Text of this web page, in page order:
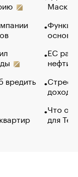
вредить
Маск в
основ
ЕС
нефти
Что
для